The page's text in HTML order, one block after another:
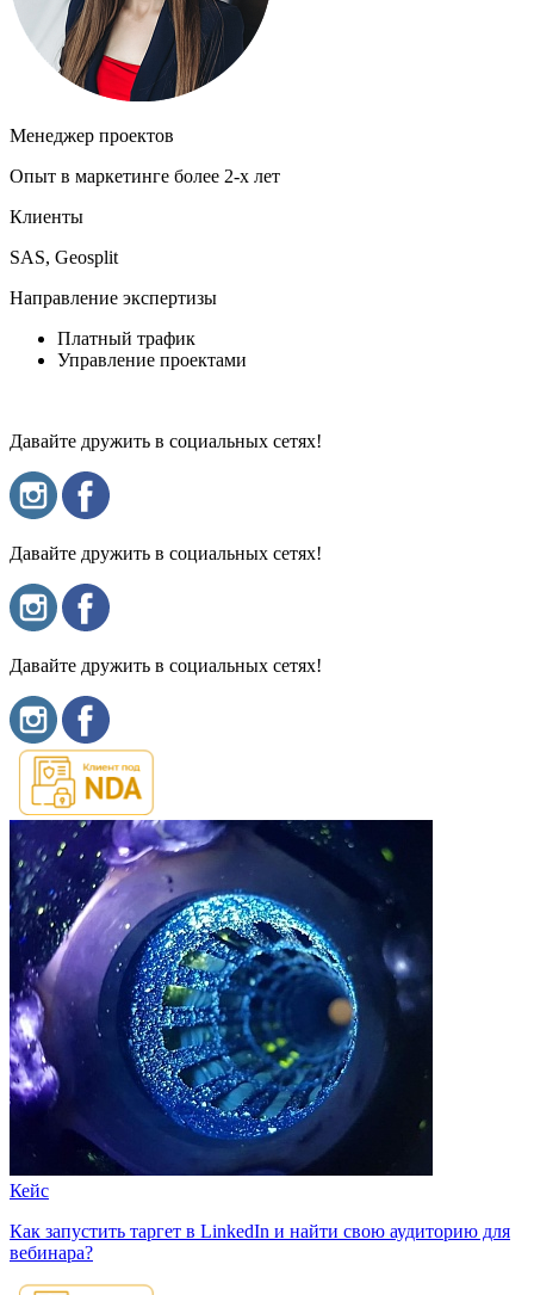
Менеджер проектов
Опыт в маркетинге более 2-х лет
Клиенты
SAS, Geosplit
Направление экспертизы
Платный трафик
Управление проектами
Давайте дружить в социальных сетях!
Давайте дружить в социальных сетях!
Давайте дружить в социальных сетях!
Кейс
Как запустить таргет в LinkedIn и найти свою аудиторию для
вебинара?